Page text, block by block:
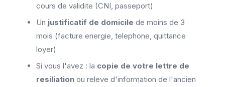
cours de validite (CNI, passeport)
Un justificatif de domicile de moins de 3
mois (facture energie, telephone, quittance
loyer)
Si vous l'avez : la copie de votre lettre de
resiliation ou releve d'information de l'ancien